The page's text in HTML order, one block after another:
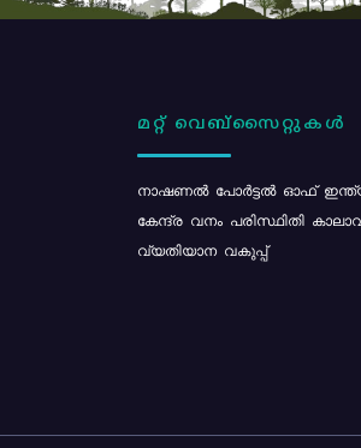
മറ്റ് വെബ്സൈറ്റുകൾ
നാഷണൽ പോർട്ടൽ ഓഫ്
കേന്ദ്ര വനം പരിസ്ഥിതി
വ്യതിയാന വകുപ്പ്